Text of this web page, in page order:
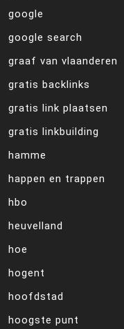
google
google search
graaf van vlaanderen
gratis backlinks
gratis link plaatsen
gratis linkbuilding
hamme
happen en trappen
hbo
heuvelland
hoe
hogent
hoofdstad
hoogste punt